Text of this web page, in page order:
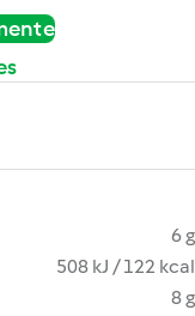
6 g
508 kJ / 122 kcal
8 g